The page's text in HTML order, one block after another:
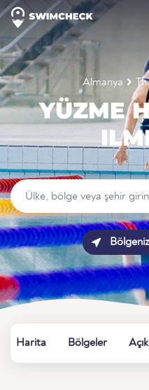
Almanya
YÜZME
Harita Bölgeler